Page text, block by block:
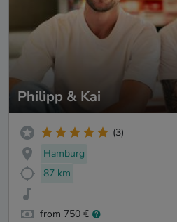
Philipp & Kai
(3)
Hamburg
87 km
from 750 €